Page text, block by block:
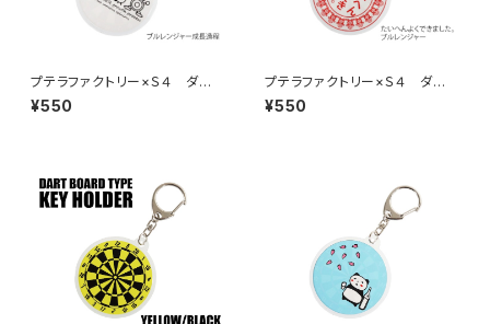
プテラファクトリー×Ｓ４ ダー
ツボード型キーホルダー ブル
レンジャー成長過程
¥550
プテラファクトリー×Ｓ４ ダー
ツボード型キーホルダー たい
へんよくできました。ブルレンジ
¥550